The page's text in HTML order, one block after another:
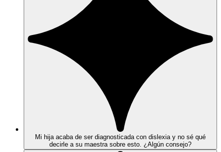
Mi hija acaba de ser diagnosticada con dislexia y no sé qué
decirle a su maestra sobre esto. ¿Algún consejo?